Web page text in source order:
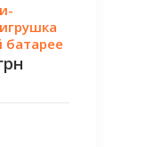
батарее